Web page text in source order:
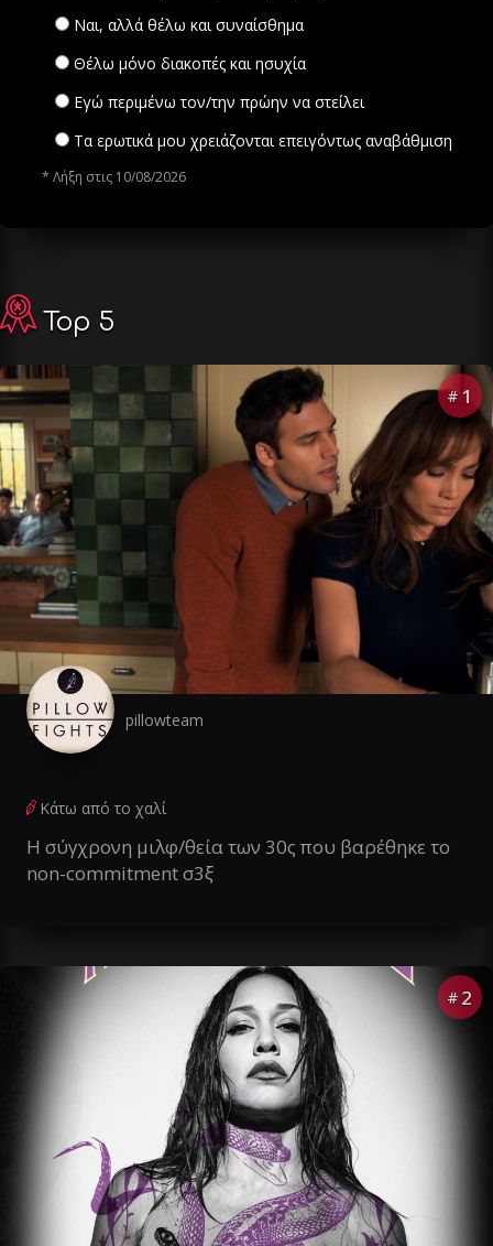
Ναι, αλλά θέλω και συναίσθημα
Θέλω μόνο διακοπές και ησυχία
Εγώ περιμένω τον/την πρώην να στείλει
Τα ερωτικά μου χρειάζονται επειγόντως αναβάθμιση
* Λήξη στις 10/08/2026
Top 5
# 1
pillowteam
Κάτω από το χαλί
Η σύγχρονη μιλφ/θεία των 30ς που βαρέθηκε το
non-commitment σ3ξ
# 2